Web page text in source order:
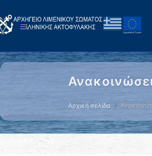
Αρχική σελίδα